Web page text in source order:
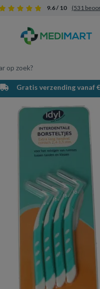
9.6 / 10 (531
op zoek?
Uw winkelwagen is
Vul hem met producten.
Gratis verzending vanaf